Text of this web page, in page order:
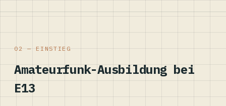
02 — EINSTIEG
Amateurfunk-Ausbildung bei
E13